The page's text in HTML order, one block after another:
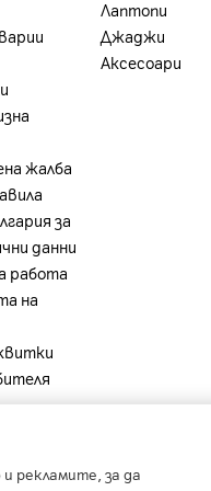
жалба
за
данни
работа
на
Лаптопи
Джаджи
Аксесоари
рекламите, за да